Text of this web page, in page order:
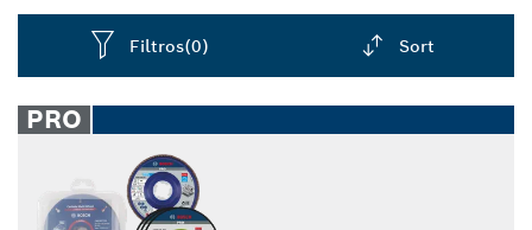
taladro y atornillador con acero modificado S2 para
una calidad extradura y un desempeño potente. Las
resistencia al desgaste en prácticamente todos los
materiales. Los juegos de brocas para taladros
eléctricos y puntas de atornillar mixtas de 8, 9, 20 o
35 piezas ofrecen mayor comodidad para cualquier
tarea.
Filtros(0) Sort
closed
PRO